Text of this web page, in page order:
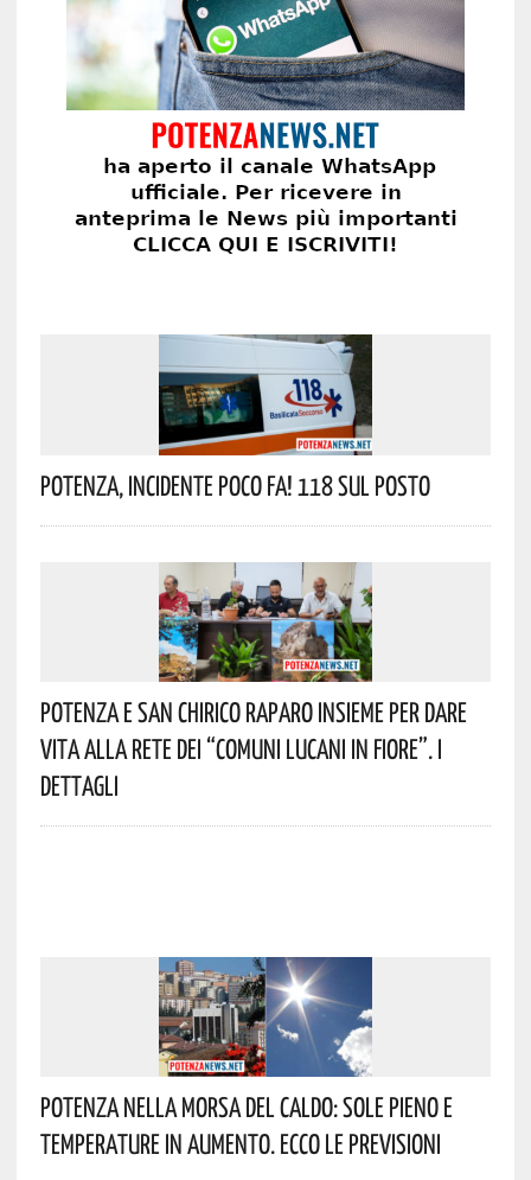
Potenza, Incidente Poco Fa! 118 Sul Posto
Potenza E San Chirico Raparo Insieme Per Dare
Vita Alla Rete Dei “Comuni Lucani In Fiore”. I
Dettagli
Potenza Nella Morsa Del Caldo: Sole Pieno E
Temperature In Aumento. Ecco Le Previsioni